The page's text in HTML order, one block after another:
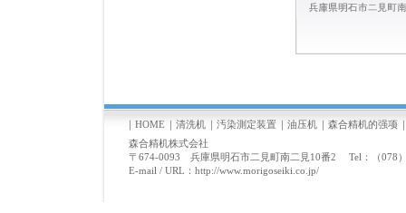
｜ HOME ｜ 清洗机 ｜ 汚染測定装置 ｜ 油压机 ｜ 森合精机的强项
森合精机株式会社
〒674-0093 兵庫県明石市二見町南二見10番2 Tel：（078
E-mail / URL： http://www.morigoseiki.co.jp/